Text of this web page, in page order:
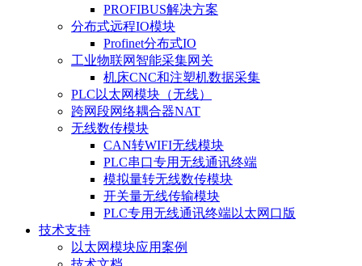
PROFIBUS解决方案
分布式远程IO模块
Profinet分布式IO
工业物联网智能采集网关
机床CNC和注塑机数据采集
PLC以太网模块（无线）
跨网段网络耦合器NAT
无线数传模块
CAN转WIFI无线模块
PLC串口专用无线通讯终端
模拟量转无线数传模块
开关量无线传输模块
PLC专用无线通讯终端以太网口版
技术支持
以太网模块应用案例